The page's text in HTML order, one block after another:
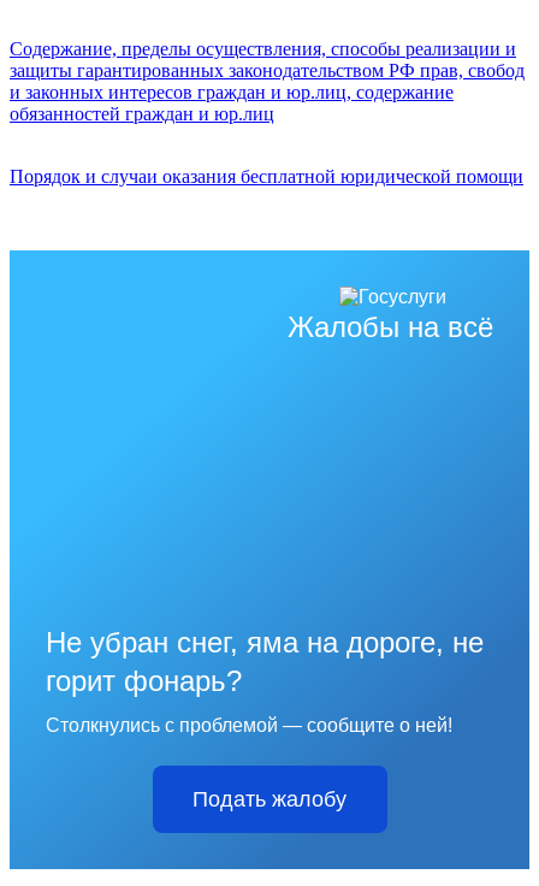
Содержание, пределы осуществления, способы реализации и
защиты гарантированных законодательством РФ прав, свобод
и законных интересов граждан и юр.лиц, содержание
обязанностей граждан и юр.лиц
Порядок и случаи оказания бесплатной юридической помощи
Жалобы на всё
Не убран снег, яма на дороге, не
горит фонарь?
Столкнулись с проблемой — сообщите о ней!
Подать жалобу